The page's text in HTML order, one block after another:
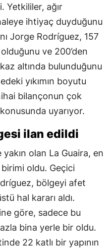
Yetkililer, ağır
ihtiyaç duyduğunu
Jorge Rodríguez, 157
ve 200’den
altında bulunduğunu
yıkımın boyutu
bilançonun çok
uyarıyor.
ilan edildi
olan La Guaira, en
birimi oldu. Geçici
bölgeyi afet
hal kararı aldı.
göre, sadece bu
bina yerle bir oldu.
22 katlı bir yapının